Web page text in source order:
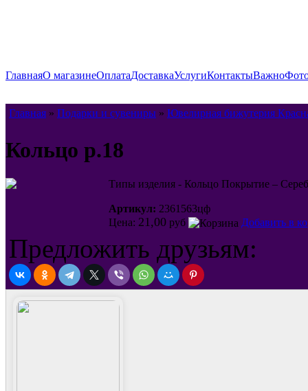
ГлавнаяО магазинеОплатаДоставкаУслугиКонтактыВажно
Главная » Подарки и сувениры » Ювелирная бижутерия
Кольцо р.18
Типы изделия - Кольцо Покрытие –
Артикул: 2361563цф
Цена: 21,00 руб Добавить в
Предложить друзьям: